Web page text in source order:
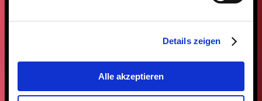
Details zeigen
Alle akzeptieren